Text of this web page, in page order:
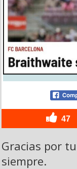
47
Gracias por
siempre.